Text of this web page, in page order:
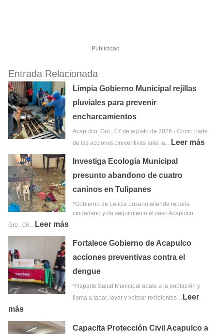
Publicidad
Entrada Relacionada
Limpia Gobierno Municipal rejillas
pluviales para prevenir
encharcamientos
Acapulco, Gro., 07 de agosto de 2026.- Como parte
de las acciones preventivas ante la… Leer más
Investiga Ecología Municipal
presunto abandono de cuatro
caninos en Tulipanes
*Gobierno de Leticia Lozano atiende reporte
ciudadano y da seguimiento al caso Acapulco,
Gro., 06… Leer más
Fortalece Gobierno de Acapulco
acciones preventivas contra el
dengue
*Reparte Salud Municipal abate a la población y
llama a tapar, lavar y voltear recipientes… Leer
más
Capacita Protección Civil Acapulco a